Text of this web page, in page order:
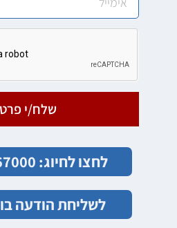
שלח/י
לחצו לחיוג: 077-9967000
לשליחת הודעה